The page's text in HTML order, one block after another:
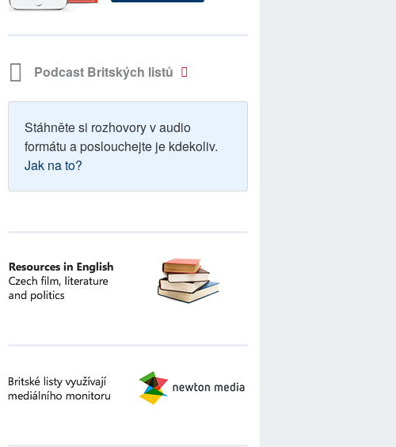
Podcast Britských listů
Stáhněte si rozhovory v audio
formátu a poslouchejte je kdekoliv.
Jak na to?